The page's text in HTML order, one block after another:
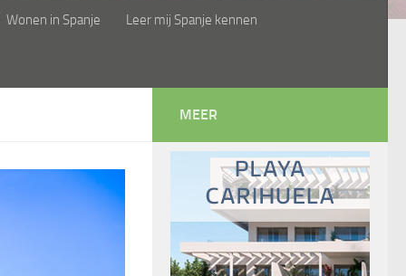
Wonen in Spanje Leer mij Spanje kennen
MEER